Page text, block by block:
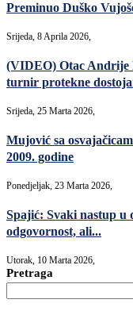
Preminuo Duško
Srijeda, 8 Aprila 2026,
(VIDEO) Otac Andrije
turnir protekne
Srijeda, 25 Marta 2026,
Mujović sa
2009. godine
Ponedjeljak, 23 Marta 2026,
Spajić: Svaki nastup u
odgovornost, ali...
Utorak, 10 Marta 2026,
Pretraga